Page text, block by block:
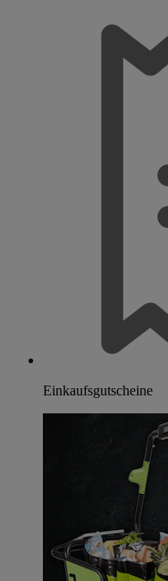
Einkaufsgutscheine